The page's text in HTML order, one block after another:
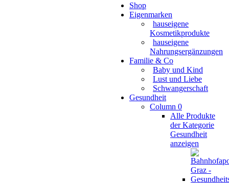
Shop
Eigenmarken
hauseigene
Kosmetikprodukte
hauseigene
Nahrungsergänzungen
Familie & Co
Baby und Kind
Lust und Liebe
Schwangerschaft
Gesundheit
Column 0
Alle Produkte
der Kategorie
Gesundheit
anzeigen